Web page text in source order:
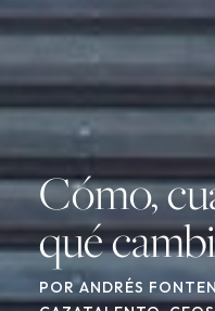
Cómo,
qué
PORANDRÉS